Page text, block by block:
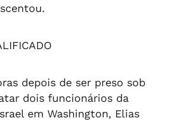
depois de ser preso sob
dois funcionários da
em Washington, Elias